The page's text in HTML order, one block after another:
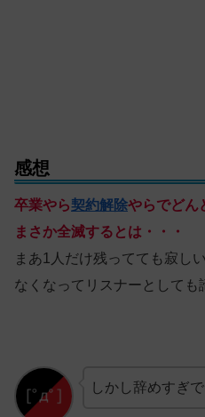
感想
卒業やら契約解除やらでどん
まさか全滅するとは・・・
まあ1人だけ残ってても寂し
なくなってリスナーとしても
しかし辞めすぎ